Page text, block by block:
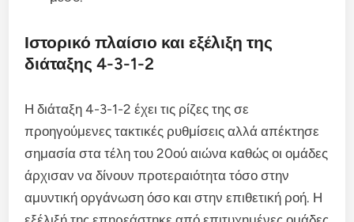
Ιστορικό πλαίσιο και εξέλιξη της
διάταξης 4-3-1-2
Η διάταξη 4-3-1-2 έχει τις ρίζες της σε
προηγούμενες τακτικές ρυθμίσεις αλλά απέκτησε
σημασία στα τέλη του 20ού αιώνα καθώς οι ομάδες
άρχισαν να δίνουν προτεραιότητα τόσο στην
αμυντική οργάνωση όσο και στην επιθετική ροή. Η